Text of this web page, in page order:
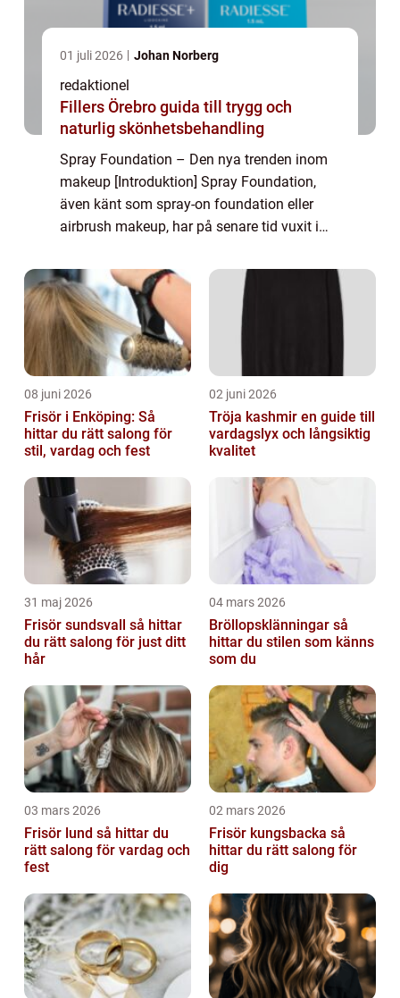
01 juli 2026 Johan Norberg
redaktionel
Fillers Örebro guida till trygg och
naturlig skönhetsbehandling
Spray Foundation – Den nya trenden inom
makeup [Introduktion] Spray Foundation,
även känt som spray-on foundation eller
airbrush makeup, har på senare tid vuxit i
för att applicera grundläggande makeup....
08 juni 2026
Frisör i Enköping: Så
hittar du rätt salong för
stil, vardag och fest
02 juni 2026
Tröja kashmir en guide till
vardagslyx och långsiktig
kvalitet
31 maj 2026
Frisör sundsvall så hittar
du rätt salong för just ditt
hår
04 mars 2026
Bröllopsklänningar så
hittar du stilen som känns
som du
03 mars 2026
Frisör lund så hittar du
rätt salong för vardag och
fest
02 mars 2026
Frisör kungsbacka så
hittar du rätt salong för
dig